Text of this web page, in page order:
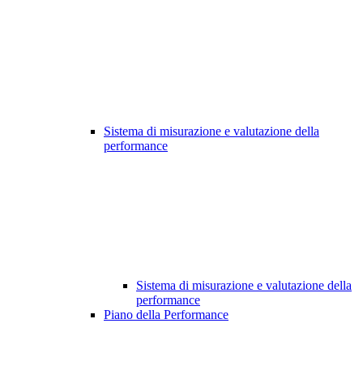
Sistema di misurazione e valutazione della
performance
Sistema di misurazione e valutazione della
performance
Piano della Performance